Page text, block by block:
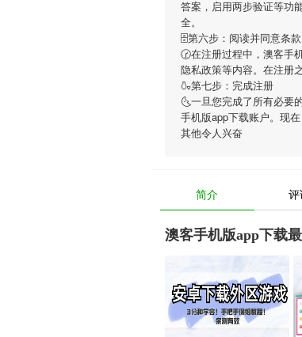
答案，启用两步验证等功
全。
🗄第六步：阅读并同意条款
🕝在注册过程中， 澳客手
隐私政策等内容。在注册
🍶第七步：完成注册
🌜一旦您完成了所有必要
手机版app下载账户。现
其他令人兴奋
简介
澳客手机版app下载